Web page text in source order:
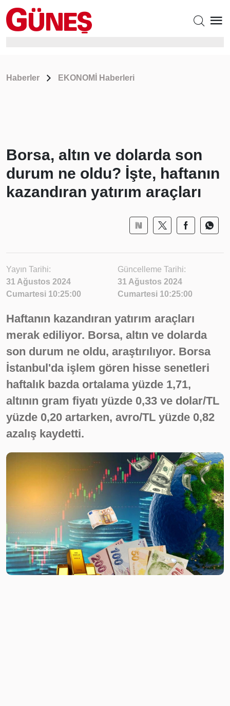
Haberler EKONOMİ Haberleri
Borsa, altın ve dolarda son
durum ne oldu? İşte, haftanın
kazandıran yatırım araçları
Yayın Tarihi:
31 Ağustos 2024
Cumartesi 10:25:00
Güncelleme Tarihi:
31 Ağustos 2024
Cumartesi 10:25:00
Haftanın kazandıran yatırım araçları
merak ediliyor. Borsa, altın ve dolarda
son durum ne oldu, araştırılıyor. Borsa
İstanbul'da işlem gören hisse senetleri
haftalık bazda ortalama yüzde 1,71,
altının gram fiyatı yüzde 0,33 ve dolar/TL
yüzde 0,20 artarken, avro/TL yüzde 0,82
azalış kaydetti.